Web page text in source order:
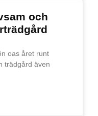
och
oas året runt
trädgård även